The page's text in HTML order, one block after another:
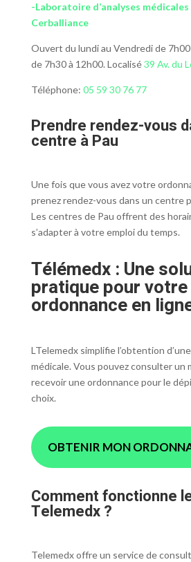
-Laboratoire d’analyses médicales
Cerballiance
Ouvert du lundi au Vendredi de
de 7h30 à 12h00. Localisé39 Av. du
Téléphone: 05 59 30 76 77
Prendre rendez-vous
centre à Pau
Une fois que vous avez votre
prenez rendez-vous dans un centre
Les centres de Pau offrent des
s’adapter à votre emploi du temps.
Télémedx : Une
pratique pour votre
ordonnance en
LTelemedx simplifie l’obtention
médicale. Vous pouvez consulter un
recevoir une ordonnance pour le
choix.
OBTENIR MON
Comment fonctionne
Telemedx ?
Telemedx offre un service de